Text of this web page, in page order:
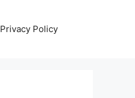
Privacy Policy